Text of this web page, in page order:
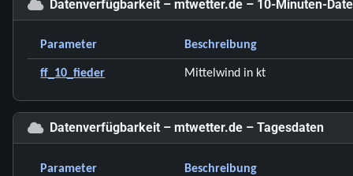
Datenverfügbarkeit – mtwetter.de – 10-Minuten-
Parameter Beschreibung
ff_10_fieder Mittelwind in kt
Datenverfügbarkeit – mtwetter.de – Tagesdaten
Parameter Beschreibung